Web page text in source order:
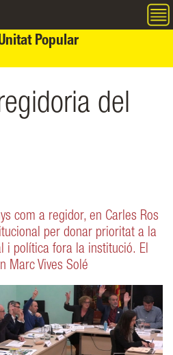
Popular
del
com a regidor, en Carles Ros
per donar prioritat a la
i política fora la institució. El
Marc Vives Solé